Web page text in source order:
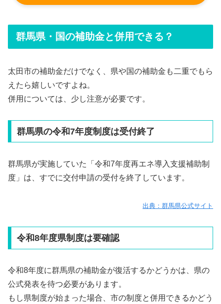
群馬県・国の補助金と併用できる？
太田市の補助金だけでなく、県や国の補助金も二重でもら
えたら嬉しいですよね。
併用については、少し注意が必要です。
群馬県の令和7年度制度は受付終了
群馬県が実施していた「令和7年度再エネ導入支援補助制
度」は、すでに交付申請の受付を終了しています。
出典：群馬県公式サイト
令和8年度県制度は要確認
令和8年度に群馬県の補助金が復活するかどうかは、県の
公式発表を待つ必要があります。
もし県制度が始まった場合、市の制度と併用できるかどう